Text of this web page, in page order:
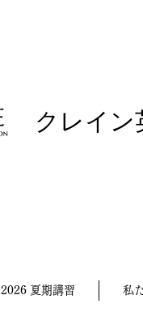
クレイン
2026 夏期講習 私